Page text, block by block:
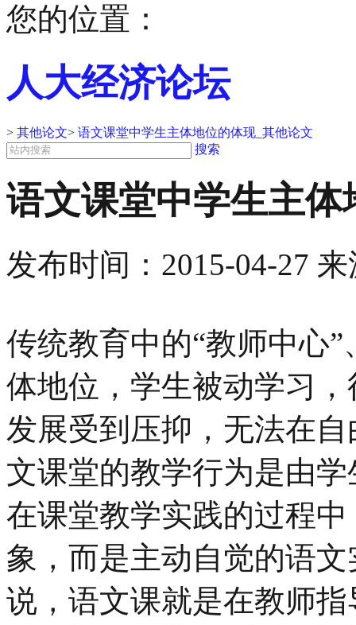
您的位置：
人大经济论坛
> 其他论文> 语文课堂中学生主体地位的体现_其他论文
搜索
语文课堂中学生主
发布时间： 2015-04-27 来
传统教育中的“教师中心
体地位，学生被动学习
发展受到压抑，无法在
文课堂的教学行为是由
在课堂教学实践的过程
象，而是主动自觉的语
说，语文课就是在教师